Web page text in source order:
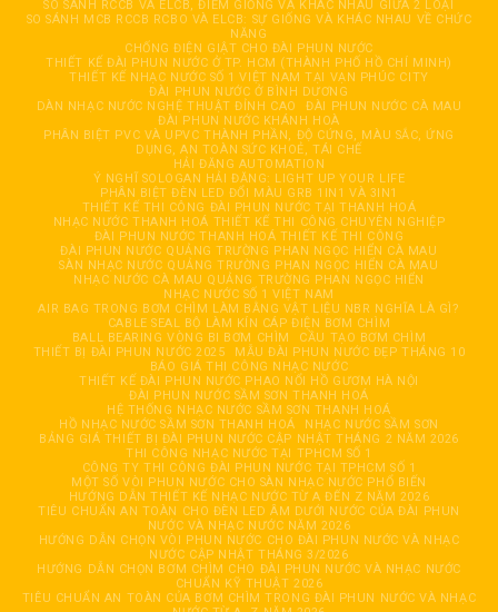
SO SÁNH RCCB VÀ ELCB, ĐIỂM GIỐNG VÀ KHÁC NHAU GIỮA 2 LOẠI
SO SÁNH MCB RCCB RCBO VÀ ELCB: SỰ GIỐNG VÀ KHÁC NHAU VỀ CHỨC
NĂNG
CHỐNG ĐIỆN GIẬT CHO ĐÀI PHUN NƯỚC
THIẾT KẾ ĐÀI PHUN NƯỚC Ở TP. HCM (THÀNH PHỐ HỒ CHÍ MINH)
THIẾT KẾ NHẠC NƯỚC SỐ 1 VIỆT NAM TẠI VẠN PHÚC CITY
ĐÀI PHUN NƯỚC Ở BÌNH DƯƠNG
DÀN NHẠC NƯỚC NGHỆ THUẬT ĐỈNH CAO
ĐÀI PHUN NƯỚC CÀ MAU
ĐÀI PHUN NƯỚC KHÁNH HOÀ
PHÂN BIỆT PVC VÀ UPVC THÀNH PHẦN, ĐỘ CỨNG, MÀU SẮC, ỨNG
DỤNG, AN TOÀN SỨC KHOẺ, TÁI CHẾ
HẢI ĐĂNG AUTOMATION
Ý NGHĨ SOLOGAN HẢI ĐĂNG: LIGHT UP YOUR LIFE
PHÂN BIỆT ĐÈN LED ĐỔI MÀU GRB 1IN1 VÀ 3IN1
THIẾT KẾ THI CÔNG ĐÀI PHUN NƯỚC TẠI THANH HOÁ
NHẠC NƯỚC THANH HOÁ THIẾT KẾ THI CÔNG CHUYÊN NGHIỆP
ĐÀI PHUN NƯỚC THANH HOÁ THIẾT KẾ THI CÔNG
ĐÀI PHUN NƯỚC QUẢNG TRƯỜNG PHAN NGỌC HIỂN CÀ MAU
SÀN NHẠC NƯỚC QUẢNG TRƯỜNG PHAN NGỌC HIỂN CÀ MAU
NHẠC NƯỚC CÀ MAU QUẢNG TRƯỜNG PHAN NGỌC HIỂN
NHẠC NƯỚC SỐ 1 VIỆT NAM
AIR BAG TRONG BƠM CHÌM LÀM BẰNG VẬT LIỆU NBR NGHĨA LÀ GÌ?
CABLE SEAL BỘ LÀM KÍN CÁP ĐIỆN BƠM CHÌM
BALL BEARING VÒNG BI BƠM CHÌM
CẦU TẠO BƠM CHÌM
THIẾT BỊ ĐÀI PHUN NƯỚC 2025
MẪU ĐÀI PHUN NƯỚC ĐẸP THÁNG 10
BÁO GIÁ THI CÔNG NHẠC NƯỚC
THIẾT KẾ ĐÀI PHUN NƯỚC PHAO NỔI HỒ GƯƠM HÀ NỘI
ĐÀI PHUN NƯỚC SẦM SƠN THANH HOÁ
HỆ THỐNG NHẠC NƯỚC SẦM SƠN THANH HOÁ
HỒ NHẠC NƯỚC SẦM SƠN THANH HOÁ
NHẠC NƯỚC SẦM SƠN
BẢNG GIÁ THIẾT BỊ ĐÀI PHUN NƯỚC CẬP NHẬT THÁNG 2 NĂM 2026
THI CÔNG NHẠC NƯỚC TẠI TPHCM SỐ 1
CÔNG TY THI CÔNG ĐÀI PHUN NƯỚC TẠI TPHCM SỐ 1
MỘT SỐ VÒI PHUN NƯỚC CHO SÀN NHẠC NƯỚC PHỔ BIẾN
HƯỚNG DẪN THIẾT KẾ NHẠC NƯỚC TỪ A ĐẾN Z NĂM 2026
TIÊU CHUẨN AN TOÀN CHO ĐÈN LED ÂM DƯỚI NƯỚC CỦA ĐÀI PHUN
NƯỚC VÀ NHẠC NƯỚC NĂM 2026
HƯỚNG DẪN CHỌN VÒI PHUN NƯỚC CHO ĐÀI PHUN NƯỚC VÀ NHẠC
NƯỚC CẬP NHẬT THÁNG 3/2026
HƯỚNG DẪN CHỌN BƠM CHÌM CHO ĐÀI PHUN NƯỚC VÀ NHẠC NƯỚC
CHUẨN KỸ THUẬT 2026
TIÊU CHUẨN AN TOÀN CỦA BƠM CHÌM TRONG ĐÀI PHUN NƯỚC VÀ NHẠC